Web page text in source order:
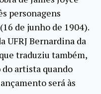
personagens
de junho de 1904).
UFRJ Bernardina da
traduziu também,
do artista quando
será às